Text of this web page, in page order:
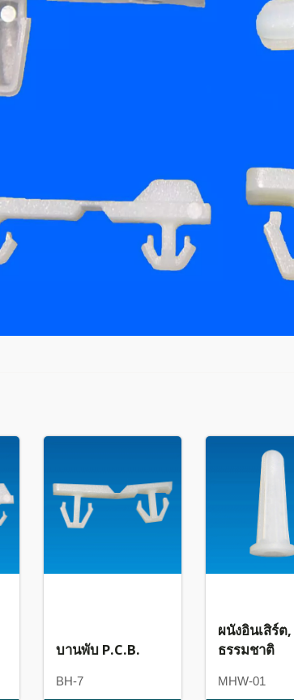
บานพับ P.C.B.
BH-7
ผนังอินเสิร์ต
ธรรมชาติ
MHW-01